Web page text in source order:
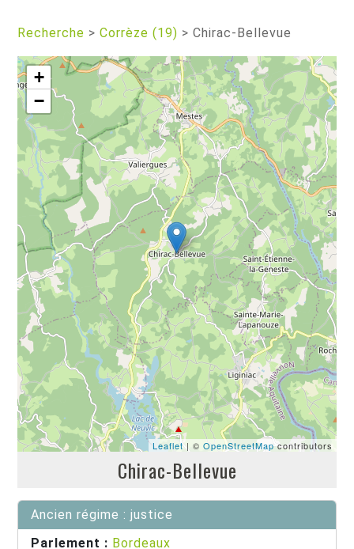
Recherche >Corrèze (19) >Chirac-Bellevue
+
−
Leaflet| © OpenStreetMapcontributors
Chirac-Bellevue
Ancien régime : justice
Parlement : Bordeaux